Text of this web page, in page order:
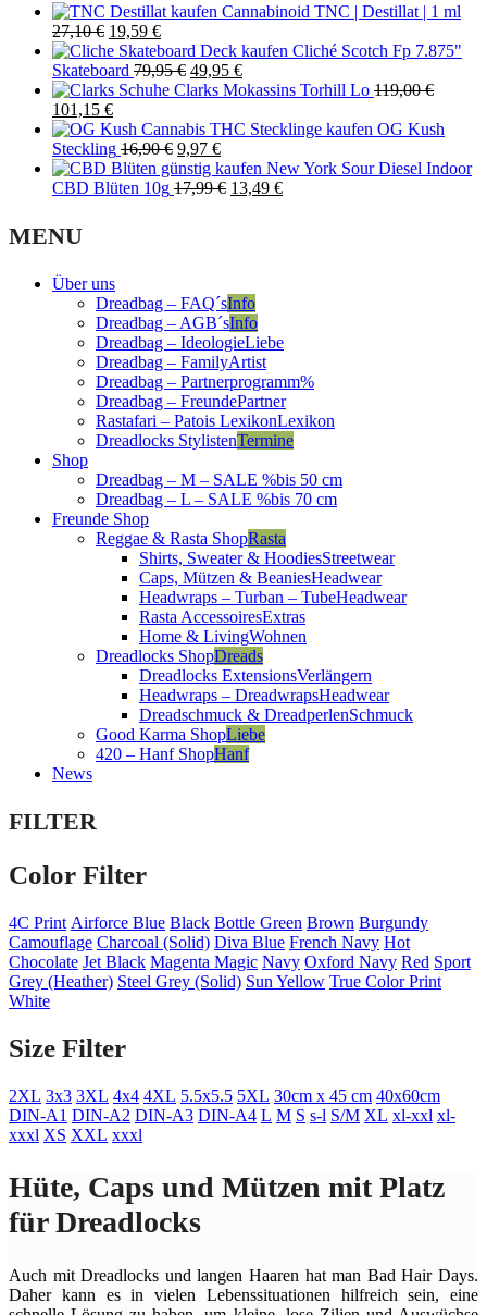
Cannabinoid TNC | Destillat | 1 ml
27,10€ Original
price
was:
27,10 €.
19,59 €Current
price
is:
19,59 €.
Cliché Scotch Fp 7.875"
Skateboard 79,95€ Original
price
79,95 €.
49,95 €Current
price
49,95 €.
Clarks Mokassins Torhill Lo 119,00€
Original
price
was:
119,00 €.
101,15 €Current
price
is:
101,15 €.
OG Kush
Steckling 16,90€ Original
price
was:
9,97 €Current
price
is:
New York Sour Diesel Indoor
CBD Blüten 10g 17,99€ Original
13,49 €Current
MENU
Über uns
Dreadbag – FAQ´sInfo
Dreadbag – AGB´sInfo
Dreadbag – IdeologieLiebe
Dreadbag – FamilyArtist
Dreadbag – Partnerprogramm%
Dreadbag – FreundePartner
Rastafari – Patois LexikonLexikon
Dreadlocks StylistenTermine
Shop
Dreadbag – M – SALE %bis 50 cm
Dreadbag – L – SALE %bis 70 cm
Freunde Shop
Reggae & Rasta ShopRasta
Shirts, Sweater & HoodiesStreetwear
Caps, Mützen & BeaniesHeadwear
Headwraps – Turban – TubeHeadwear
Rasta AccessoiresExtras
Home & LivingWohnen
Dreadlocks ShopDreads
Dreadlocks ExtensionsVerlängern
Headwraps – DreadwrapsHeadwear
Dreadschmuck & DreadperlenSchmuck
Good Karma ShopLiebe
420 – Hanf ShopHanf
News
FILTER
Color Filter
4C Print Airforce Blue Black Bottle Green Brown Burgundy
Camouflage Charcoal (Solid) Diva Blue French Navy Hot
Chocolate Jet Black Magenta Magic Navy Oxford Navy Red Sport
Grey (Heather) Steel Grey (Solid) Sun Yellow True Color Print
White
Size Filter
2XL 3x3 3XL 4x4 4XL 5.5x5.5 5XL 30cm x 45 cm 40x60cm
DIN-A1 DIN-A2 DIN-A3 DIN-A4 L M S s-l S/M XL xl-xxl xl-
xxxl XS XXL xxxl
Hüte, Caps und Mützen mit Platz
für Dreadlocks
Auch mit Dreadlocks und langen Haaren hat man Bad Hair Days.
Daher kann es in vielen Lebenssituationen hilfreich sein, eine